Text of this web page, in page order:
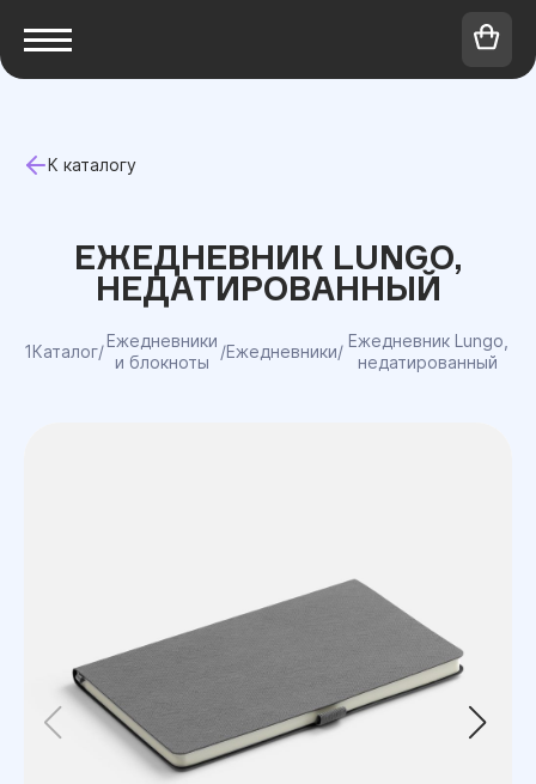
К каталогу
ЕЖЕДНЕВНИК LUNGO,
НЕДАТИРОВАННЫЙ
1Каталог/
Ежедневники
и блокноты
/Ежедневники/
Ежедневник Lungo,
недатированный